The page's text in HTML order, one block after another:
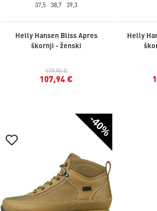
37,5 38,7 39,3
Helly Hansen Bliss Apres
škornji - ženski
179,90 €
107,94 €
Helly
-40%